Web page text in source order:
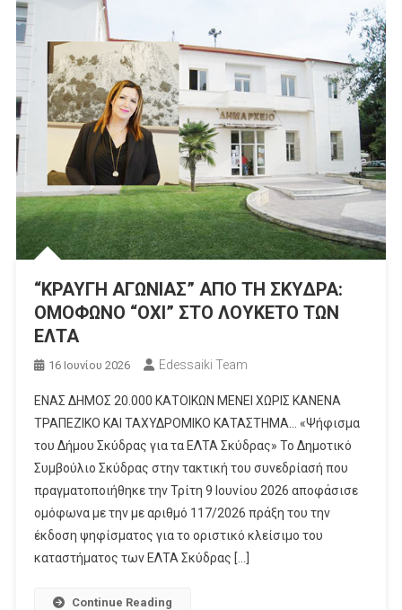
“ΚΡΑΥΓΗ ΑΓΩΝΙΑΣ” ΑΠΟ ΤΗ ΣΚΥΔΡΑ:
ΟΜΟΦΩΝΟ “ΟΧΙ” ΣΤΟ ΛΟΥΚΕΤΟ ΤΩΝ
ΕΛΤΑ
16 Ιουνίου 2026 Edessaiki Team
ΕΝΑΣ ΔΗΜΟΣ 20.000 ΚΑΤΟΙΚΩΝ ΜΕΝΕΙ ΧΩΡΙΣ ΚΑΝΕΝΑ
ΤΡΑΠΕΖΙΚΟ ΚΑΙ ΤΑΧΥΔΡΟΜΙΚΟ ΚΑΤΑΣΤΗΜΑ… «Ψήφισμα
του Δήμου Σκύδρας για τα ΕΛΤΑ Σκύδρας» Το Δημοτικό
Συμβούλιο Σκύδρας στην τακτική του συνεδρίασή που
πραγματοποιήθηκε την Τρίτη 9 Ιουνίου 2026 αποφάσισε
ομόφωνα με την με αριθμό 117/2026 πράξη του την
έκδοση ψηφίσματος για το οριστικό κλείσιμο του
καταστήματος των ΕΛΤΑ Σκύδρας […]
Continue Reading